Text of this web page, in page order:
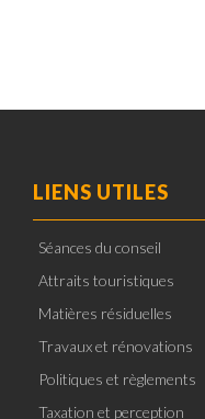
LIENS UTILES
Séances du conseil
Attraits touristiques
Matières résiduelles
Travaux et rénovations
Politiques et règlements
Taxation et perception